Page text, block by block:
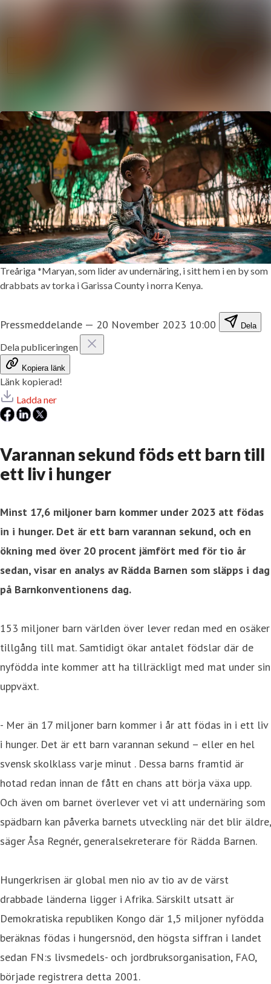
Treåriga *Maryan, som lider av undernäring, i sitt hem i en by som
drabbats av torka i Garissa County i norra Kenya.
Pressmeddelande — 20 November 2023 10:00 Dela
Dela publiceringen
Kopiera länk
Länk kopierad!
Ladda ner
Varannan sekund föds ett barn till
ett liv i hunger
Minst 17,6 miljoner barn kommer under 2023 att födas
in i hunger. Det är ett barn varannan sekund, och en
ökning med över 20 procent jämfört med för tio år
sedan, visar en analys av Rädda Barnen som släpps i dag
på Barnkonventionens dag.
153 miljoner barn världen över lever redan med en osäker
tillgång till mat. Samtidigt ökar antalet födslar där de
nyfödda inte kommer att ha tillräckligt med mat under sin
uppväxt.
- Mer än 17 miljoner barn kommer i år att födas in i ett liv
i hunger. Det är ett barn varannan sekund – eller en hel
svensk skolklass varje minut . Dessa barns framtid är
hotad redan innan de fått en chans att börja växa upp.
Och även om barnet överlever vet vi att undernäring som
spädbarn kan påverka barnets utveckling när det blir äldre,
säger Åsa Regnér, generalsekreterare för Rädda Barnen.
Hungerkrisen är global men nio av tio av de värst
drabbade länderna ligger i Afrika. Särskilt utsatt är
Demokratiska republiken Kongo där 1,5 miljoner nyfödda
beräknas födas i hungersnöd, den högsta siffran i landet
sedan FN:s livsmedels- och jordbruksorganisation, FAO,
började registrera detta 2001.